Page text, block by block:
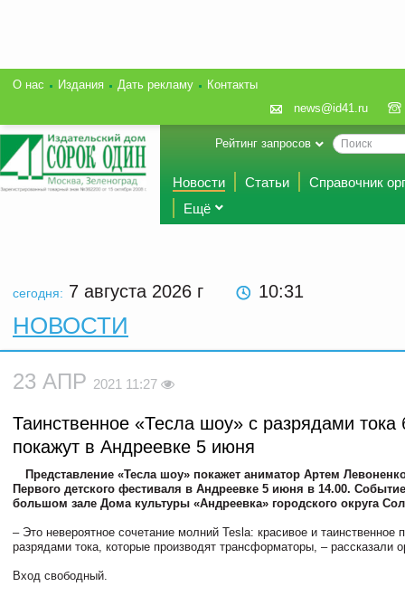
О нас Издания Дать рекламу
Контакты
news@id41.ru
Рейтинг запросов
Новости Статьи
Справочник
Ещё
сегодня: 7 августа 2026 г 10:31
НОВОСТИ
23 АПР 2021 11:27
Таинственное «Тесла шоу» с разрядами тока
покажут в Андреевке 5 июня
Представление «Тесла шоу» покажет аниматор Артем
Первого детского фестиваля в Андреевке 5 июня в 14.00.
большом зале Дома культуры «Андреевка» городского округа
– Это невероятное сочетание молний Tesla: красивое и таинственное
разрядами тока, которые производят трансформаторы, – рассказали
Вход свободный.